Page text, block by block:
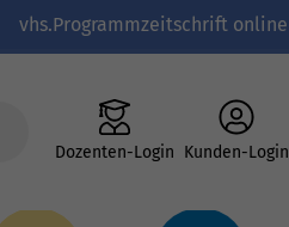
vhs.Programmzeitschrift online
Dozenten-Login Kunden-Login